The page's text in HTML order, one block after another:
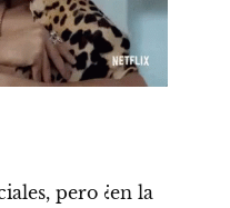
pero ¿en la